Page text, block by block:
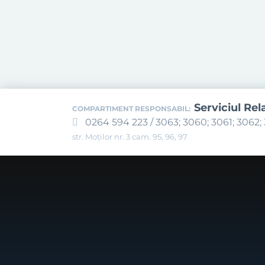
COMPARTIMENT RESPONSABIL: Serviciul
0264 594 223 / 3063; 3060; 3061; 3062;
str. Moților nr. 3 cam. 95, 96, 97